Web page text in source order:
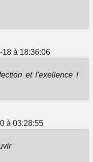
18 à 18:36:06
et l'exellence !
à 03:28:55